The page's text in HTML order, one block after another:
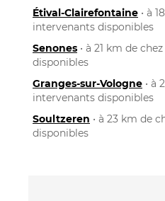
Étival-Clairefontaine • à
intervenants disponibles
Senones • à 21 km de
disponibles
Granges-sur-Vologne • à
intervenants disponibles
Soultzeren • à 23 km de
disponibles